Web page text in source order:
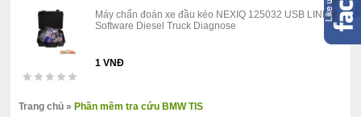
Máy chẩn đoán xe đầu kéo NEXIQ 125032 USB LINK +
Software Diesel Truck Diagnose
1 VNĐ
Trang chủ » Phần mềm tra cứu BMW TIS